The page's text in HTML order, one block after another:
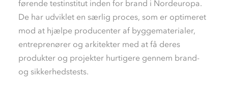
førende testinstitut inden for brand i Nordeuropa.
De har udviklet en særlig proces, som er optimeret
mod at hjælpe producenter af byggematerialer,
entreprenører og arkitekter med at få deres
produkter og projekter hurtigere gennem brand-
og sikkerhedstests.